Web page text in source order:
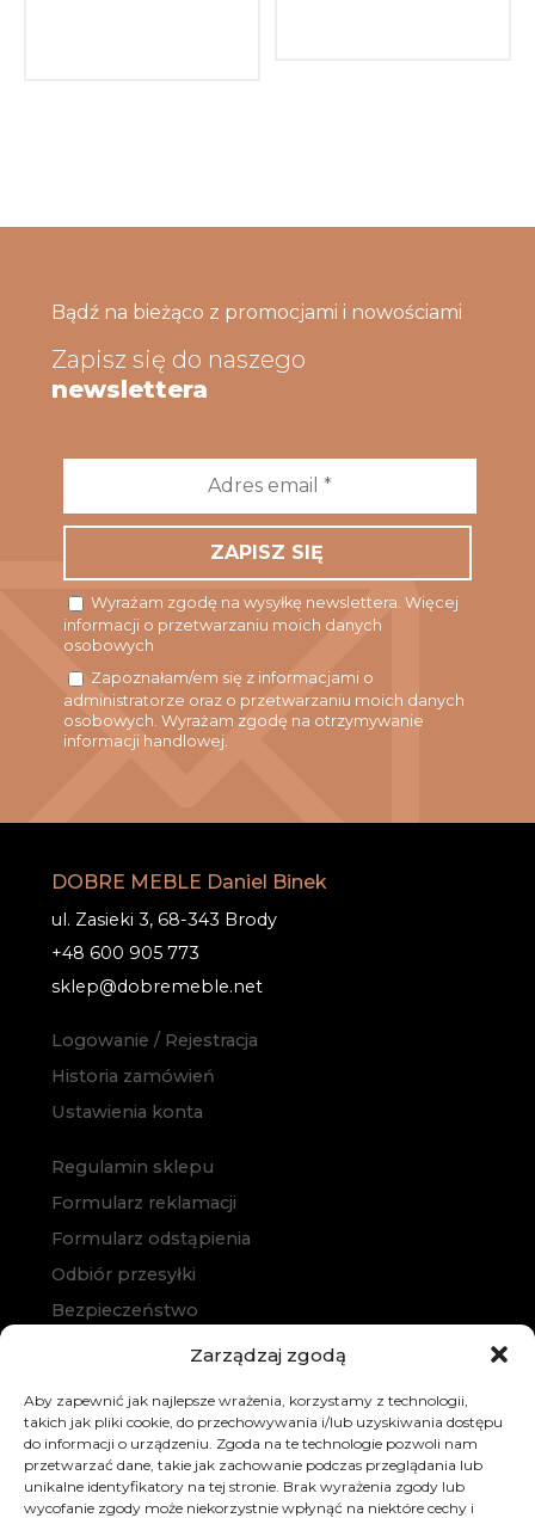
Zarządzaj zgodą
Aby zapewnić jak najlepsze wrażenia, korzystamy z technologii,
takich jak pliki cookie, do przechowywania i/lub uzyskiwania dostępu
do informacji o urządzeniu. Zgoda na te technologie pozwoli nam
przetwarzać dane, takie jak zachowanie podczas przeglądania lub
unikalne identyfikatory na tej stronie. Brak wyrażenia zgody lub
wycofanie zgody może niekorzystnie wpłynąć na niektóre cechy i
Bądź na bieżąco z promocjami i nowościami
Zapisz się do naszego
newslettera
*
Wyrażam zgodę na wysyłkę newslettera. Więcej
informacji o przetwarzaniu moich danych
osobowych
Zapoznałam/em się z informacjami o
administratorze oraz o przetwarzaniu moich danych
osobowych. Wyrażam zgodę na otrzymywanie
informacji handlowej.
DOBRE MEBLE Daniel Binek
ul. Zasieki 3, 68-343 Brody
+48 600 905 773
sklep@dobremeble.net
Logowanie / Rejestracja
Historia zamówień
Ustawienia konta
Regulamin sklepu
Formularz reklamacji
Formularz odstąpienia
Odbiór przesyłki
Bezpieczeństwo
Polityka prywatności
Zakup na raty
Kontakt